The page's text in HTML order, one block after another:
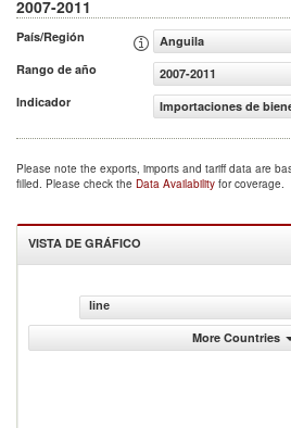
2007-2011
País/Región
Anguila
Rango de año
2007-2011
Indicador
Importaciones de
Please note the exports, imports and tariff data are
filled. Please check the Data Availability for coverage.
VISTA DE GRÁFICO
line
More Countries